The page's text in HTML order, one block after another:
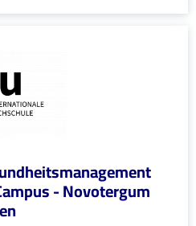
- Novotergum